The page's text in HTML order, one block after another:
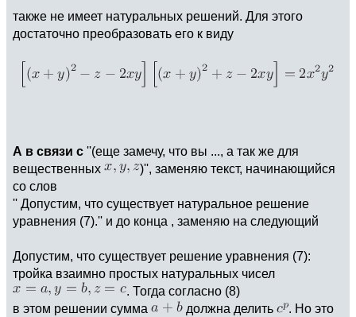
также не имеет натуральных решений. Для этого
достаточно преобразовать его к виду
А в связи с ''(еще замечу, что вы ..., а так же для
вещественных
)'', заменяю текст, начинающийся
со слов
'' Допустим, что существует натуральное решение
уравнения (7).'' и до конца , заменяю на следующий
Допустим, что существует решение уравнения (7):
тройка взаимно простых натуральных чисел
. Тогда согласно (8)
в этом решении сумма
должна делить
. Но это